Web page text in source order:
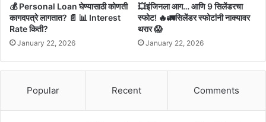
💰 Personal Loan घेण्यासाठी कोणती
कागदपत्रे लागतात? 📄 📊 Interest
Rate किती?
January 22, 2026
💥इंजिनला आग… आणि 9 सिलेंडरचा
स्फोट! 🔥🚛सिलेंडर स्फोटांनी नाक्यावर
थरार 😱
January 22, 2026
Popular Recent Comments